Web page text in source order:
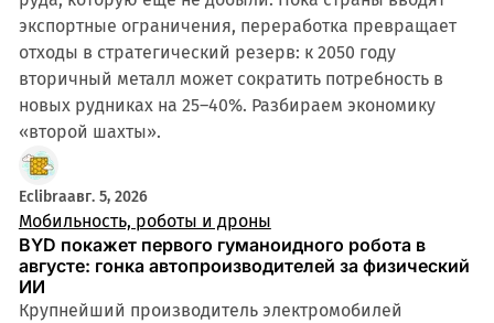
экспортные ограничения, переработка превращает
отходы в стратегический резерв: к 2050 году
вторичный металл может сократить потребность в
новых рудниках на 25–40%. Разбираем экономику
«второй шахты».
Eclibraавг. 5, 2026
Мобильность, роботы и дроны
BYD покажет первого гуманоидного робота в
августе: гонка автопроизводителей за физический
ИИ
Крупнейший производитель электромобилей